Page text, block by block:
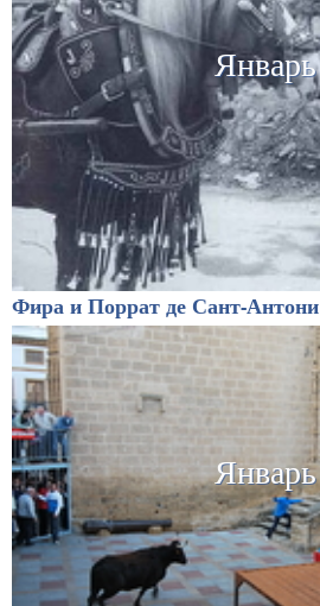
Январь
Фира и Поррат де Сант-Антони
Январь